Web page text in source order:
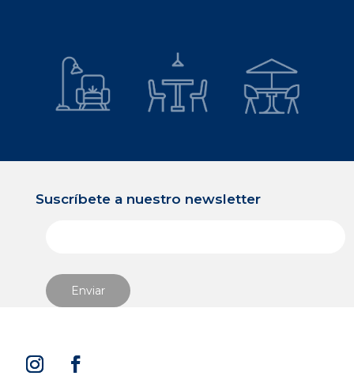
Suscríbete a nuestro newsletter